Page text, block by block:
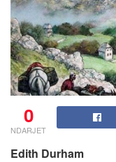
0
NDARJET
Edith Durham